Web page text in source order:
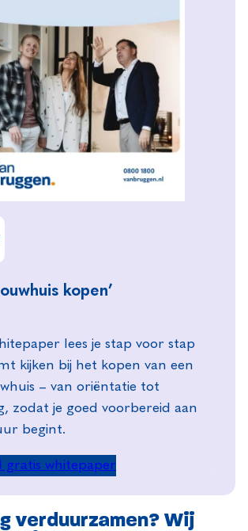
kopen’
lees je stap voor stap
kijken bij het kopen van een
– van oriëntatie tot
zodat je goed voorbereid aan
begint.
gratis whitepaper
verduurzamen? Wij